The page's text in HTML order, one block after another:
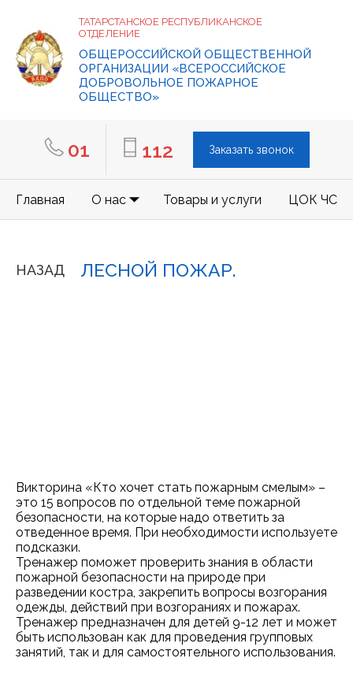
ТАТАРСТАНСКОЕ РЕСПУБЛИКАНСКОЕ
ОТДЕЛЕНИЕ
ОБЩЕРОССИЙСКОЙ ОБЩЕСТВЕННОЙ
ОРГАНИЗАЦИИ «ВСЕРОССИЙСКОЕ
ДОБРОВОЛЬНОЕ ПОЖАРНОЕ
ОБЩЕСТВО»
01 112 Заказать звонок
Главная О нас Товары и услуги ЦОК ЧС
НАЗАД ЛЕСНОЙ ПОЖАР.
Викторина «Кто хочет стать пожарным смелым» –
это 15 вопросов по отдельной теме пожарной
безопасности, на которые надо ответить за
отведенное время. При необходимости используете
подсказки.
Тренажер поможет проверить знания в области
пожарной безопасности на природе при
разведении костра, закрепить вопросы возгорания
одежды, действий при возгораниях и пожарах.
Тренажер предназначен для детей 9-12 лет и может
быть использован как для проведения групповых
занятий, так и для самостоятельного использования.